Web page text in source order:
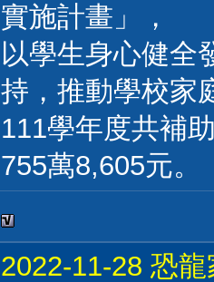
實施計畫」，
以學生身心健全
持，推動學校家
111學年度共補
755萬8,605元。
2022-11-28 恐